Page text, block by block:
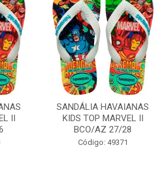
II
SANDÁLIA HAVAIANAS
KIDS TOP MARVEL II
BCO/AZ 27/28
Código: 49371